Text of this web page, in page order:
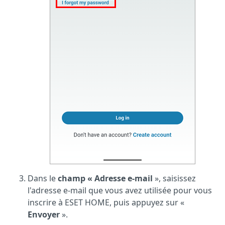
Dans lechamp « Adresse e-mail », saisissez
l'adresse e-mail que vous avez utilisée pour vous
inscrire à ESET HOME, puis appuyez sur «
Envoyer».